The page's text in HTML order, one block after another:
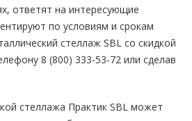
ответят на интересующие
по условиям и срокам
стеллаж SBL со скидкой
8 (800) 333-53-72 или сделав
стеллажа Практик SBL может